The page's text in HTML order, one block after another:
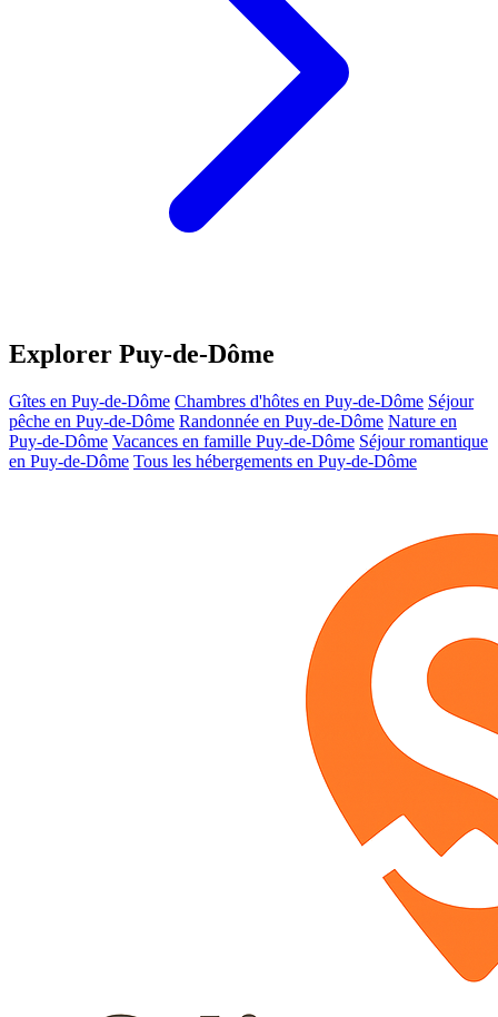
Explorer Puy-de-Dôme
Gîtes en Puy-de-Dôme Chambres d'hôtes en Puy-de-Dôme Séjour
pêche en Puy-de-Dôme Randonnée en Puy-de-Dôme Nature en
Puy-de-Dôme Vacances en famille Puy-de-Dôme Séjour romantique
en Puy-de-Dôme Tous les hébergements en Puy-de-Dôme